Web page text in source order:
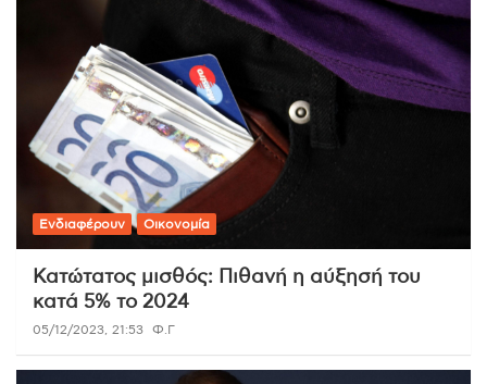
Ενδιαφέρουν Οικονομία
Κατώτατος μισθός: Πιθανή η αύξησή του
κατά 5% το 2024
05/12/2023, 21:53 Φ.Γ